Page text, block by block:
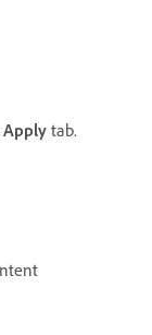
Apply tab.